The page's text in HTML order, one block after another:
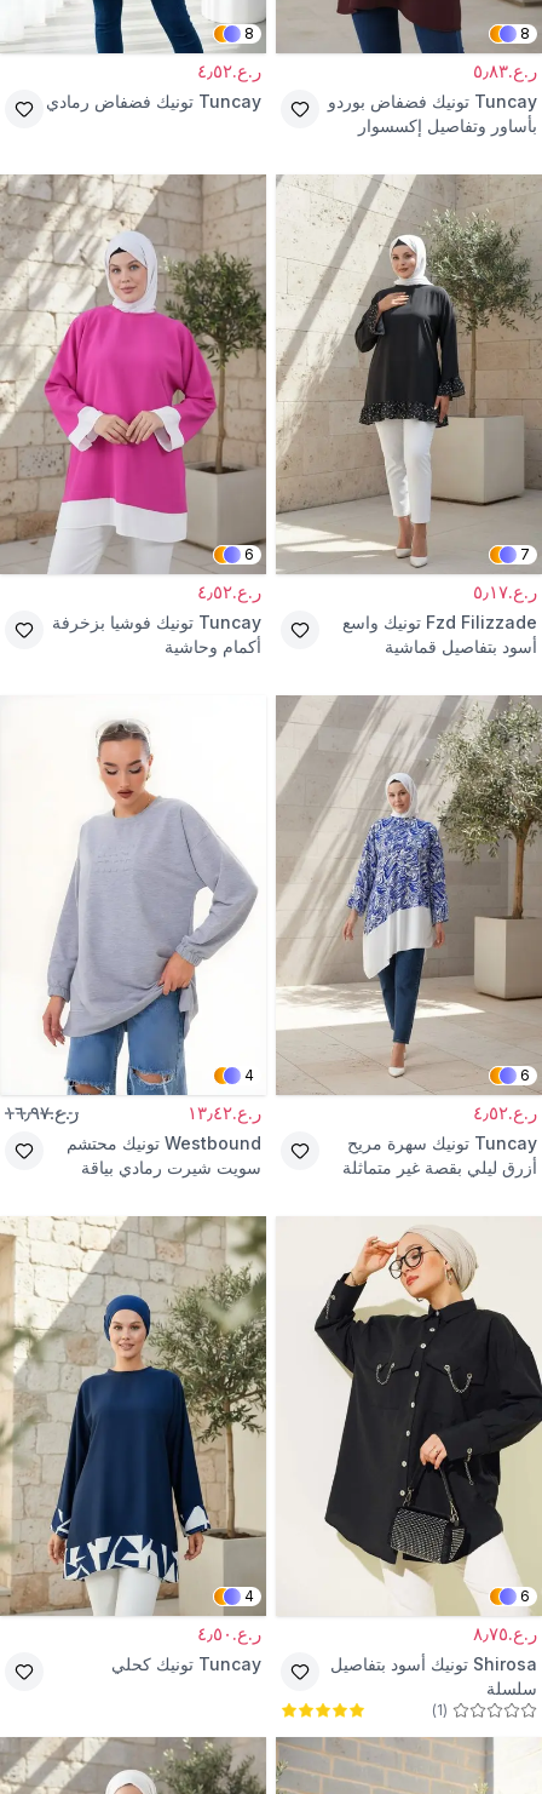
8
ر.ع.٥٫٨٣
Tuncay تونيك فضفاض بوردو
بأساور وتفاصيل إكسسوار
8
ر.ع.٤٫٥٢
Tuncay تونيك فضفاض رمادي
7
ر.ع.٥٫١٧
Fzd Filizzade تونيك واسع
أسود بتفاصيل قماشية
6
ر.ع.٤٫٥٢
Tuncay تونيك فوشيا بزخرفة
أكمام وحاشية
6
ر.ع.٤٫٥٢
Tuncay تونيك سهرة مريح
أزرق ليلي بقصة غير متماثلة
4
ر.ع.١٣٫٤٢ ر.ع.١٦٫٩٧
Westbound تونيك محتشم
سويت شيرت رمادي بياقة
6
ر.ع.٨٫٧٥
Shirosa تونيك أسود بتفاصيل
سلسلة
(
1
)
4
ر.ع.٤٫٥٠
Tuncay تونيك كحلي